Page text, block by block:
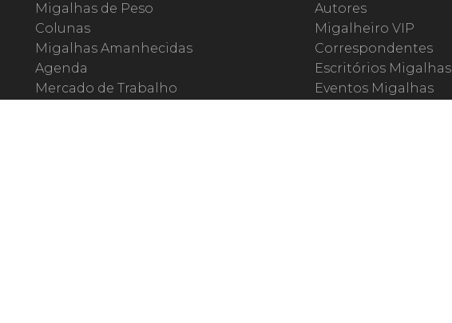
Migalhas de Peso
Colunas
Migalhas Amanhecidas
Agenda
Mercado de Trabalho
Autores
Migalheiro VIP
Correspondentes
Escritórios Migalhas
Eventos Migalhas